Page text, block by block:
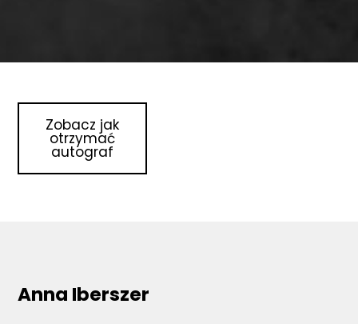
Zobacz jak
otrzymać
autograf
Anna Iberszer